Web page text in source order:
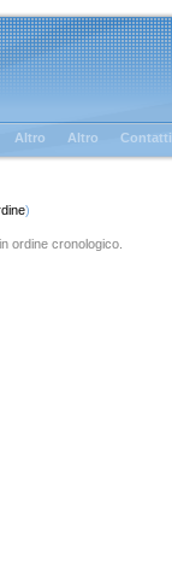
Altro Altro Contatti
)
ordine cronologico.